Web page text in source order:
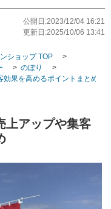
公開日:2023/12/04 16:21
更新日:2025/10/06 13:41
ショップ TOP
>
> のぼり
>
果を高めるポイントまとめ
上アップや集客